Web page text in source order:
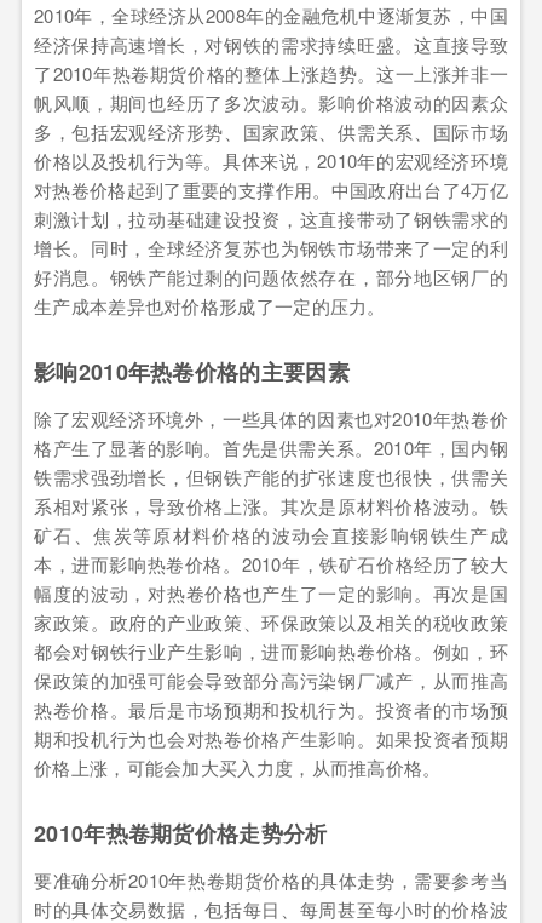
2010年，全球经济从2008年的金融危机中逐渐复苏，中国
经济保持高速增长，对钢铁的需求持续旺盛。这直接导致
了2010年热卷期货价格的整体上涨趋势。这一上涨并非一
帆风顺，期间也经历了多次波动。影响价格波动的因素众
多，包括宏观经济形势、国家政策、供需关系、国际市场
价格以及投机行为等。具体来说，2010年的宏观经济环境
对热卷价格起到了重要的支撑作用。中国政府出台了4万亿
刺激计划，拉动基础建设投资，这直接带动了钢铁需求的
增长。同时，全球经济复苏也为钢铁市场带来了一定的利
好消息。钢铁产能过剩的问题依然存在，部分地区钢厂的
生产成本差异也对价格形成了一定的压力。
影响2010年热卷价格的主要因素
除了宏观经济环境外，一些具体的因素也对2010年热卷价
格产生了显著的影响。首先是供需关系。2010年，国内钢
铁需求强劲增长，但钢铁产能的扩张速度也很快，供需关
系相对紧张，导致价格上涨。其次是原材料价格波动。铁
矿石、焦炭等原材料价格的波动会直接影响钢铁生产成
本，进而影响热卷价格。2010年，铁矿石价格经历了较大
幅度的波动，对热卷价格也产生了一定的影响。再次是国
家政策。政府的产业政策、环保政策以及相关的税收政策
都会对钢铁行业产生影响，进而影响热卷价格。例如，环
保政策的加强可能会导致部分高污染钢厂减产，从而推高
热卷价格。最后是市场预期和投机行为。投资者的市场预
期和投机行为也会对热卷价格产生影响。如果投资者预期
价格上涨，可能会加大买入力度，从而推高价格。
2010年热卷期货价格走势分析
要准确分析2010年热卷期货价格的具体走势，需要参考当
时的具体交易数据，包括每日、每周甚至每小时的价格波